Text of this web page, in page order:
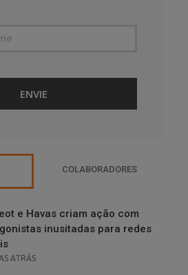
COLABORADORES
e Havas criam ação com
inusitadas para redes
ATRÁS